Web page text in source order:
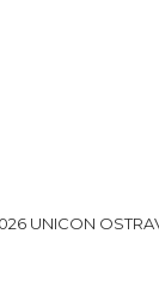
UNICON